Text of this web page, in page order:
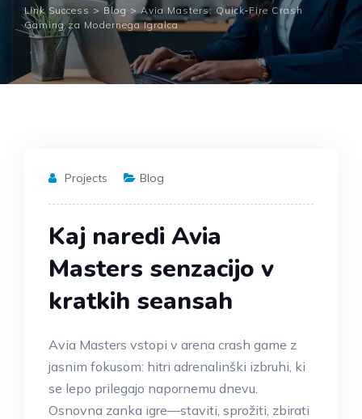
Link Success > Blog >Avia Masters: Quick‑Fire Crash
Gaming za Modernega Igralca
Projects Blog
Kaj naredi Avia
Masters senzacijo v
kratkih seansah
Avia Masters vstopi v arena crash game z
jasnim fokusom: hitri adrenalinški izbruhi, ki
se lepo prilegajo napornemu dnevu.
Osnovna zanka igre—staviti, sprožiti, zbirati